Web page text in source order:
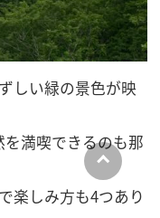
しい緑の景色が映
満喫できるのも那
楽しみ方も4つあり